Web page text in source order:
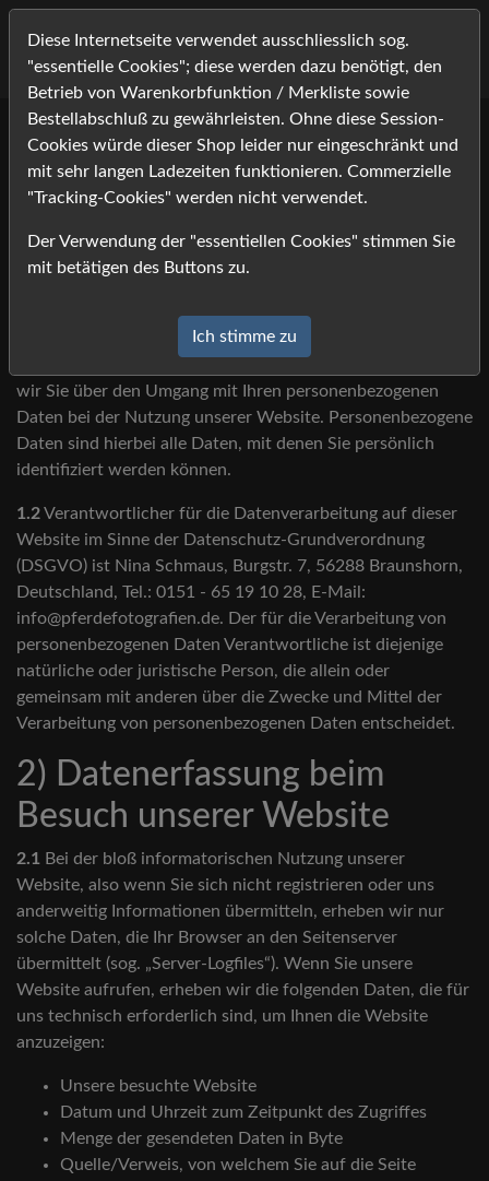
Datenschutzerklärung
1) Einleitung und
Kontaktdaten des
Wir freuen uns, dass Sie unsere Website besuchen und
wir Sie über den Umgang mit Ihren personenbezogenen
Daten bei der Nutzung unserer Website. Personenbezogene
Daten sind hierbei alle Daten, mit denen Sie persönlich
identifiziert werden können.
1.2Verantwortlicher für die Datenverarbeitung auf dieser
Website im Sinne der Datenschutz-Grundverordnung
(DSGVO) ist Nina Schmaus, Burgstr. 7, 56288 Braunshorn,
Deutschland, Tel.: 0151 - 65 19 10 28, E-Mail:
info@pferdefotografien.de. Der für die Verarbeitung von
personenbezogenen Daten Verantwortliche ist diejenige
natürliche oder juristische Person, die allein oder
gemeinsam mit anderen über die Zwecke und Mittel der
Verarbeitung von personenbezogenen Daten entscheidet.
2) Datenerfassung beim
Besuch unserer Website
2.1 Bei der bloß informatorischen Nutzung unserer
Website, also wenn Sie sich nicht registrieren oder uns
anderweitig Informationen übermitteln, erheben wir nur
solche Daten, die Ihr Browser an den Seitenserver
übermittelt (sog. „Server-Logfiles“). Wenn Sie unsere
Website aufrufen, erheben wir die folgenden Daten, die für
uns technisch erforderlich sind, um Ihnen die Website
anzuzeigen:
Unsere besuchte Website
Datum und Uhrzeit zum Zeitpunkt des Zugriffes
Menge der gesendeten Daten in Byte
Quelle/Verweis, von welchem Sie auf die Seite
Diese Internetseite verwendet ausschliesslich sog.
"essentielle Cookies"; diese werden dazu benötigt, den
Betrieb von Warenkorbfunktion / Merkliste sowie
Bestellabschluß zu gewährleisten. Ohne diese Session-
Cookies würde dieser Shop leider nur eingeschränkt und
mit sehr langen Ladezeiten funktionieren. Commerzielle
"Tracking-Cookies" werden nicht verwendet.
Der Verwendung der "essentiellen Cookies" stimmen Sie
mit betätigen des Buttons zu.
Ich stimme zu